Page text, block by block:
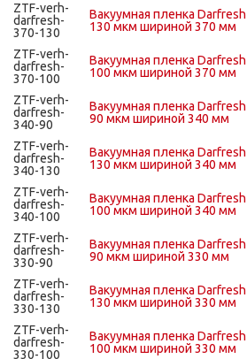
ZTF-verh-
darfresh-
370-130
Вакуумная пленка Darfresh
130 мкм шириной 370 мм
ZTF-verh-
darfresh-
370-100
Вакуумная пленка Darfresh
100 мкм шириной 370 мм
ZTF-verh-
darfresh-
340-90
Вакуумная пленка Darfresh
90 мкм шириной 340 мм
ZTF-verh-
darfresh-
340-130
Вакуумная пленка Darfresh
130 мкм шириной 340 мм
ZTF-verh-
darfresh-
340-100
Вакуумная пленка Darfresh
100 мкм шириной 340 мм
ZTF-verh-
darfresh-
330-90
Вакуумная пленка Darfresh
90 мкм шириной 330 мм
ZTF-verh-
darfresh-
330-130
Вакуумная пленка Darfresh
130 мкм шириной 330 мм
ZTF-verh-
darfresh-
330-100
Вакуумная пленка Darfresh
100 мкм шириной 330 мм